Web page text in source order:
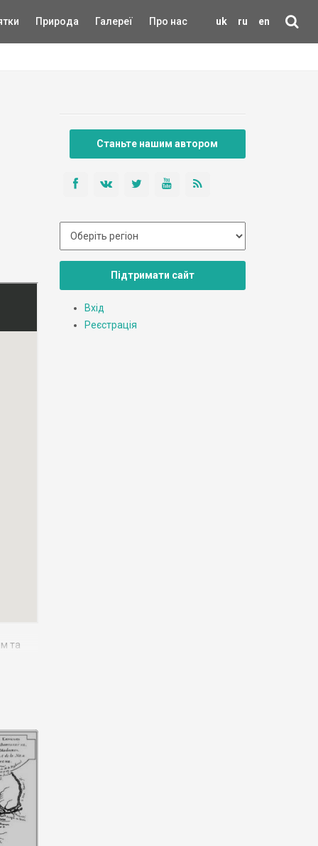
uk ru en
Природа Галереї Про нас
та
Станьте нашим автором
Підтримати сайт
Вхід
Реєстрація